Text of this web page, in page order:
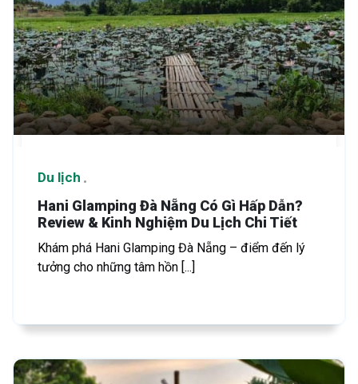
Du lịch
Hani Glamping Đà Nẵng Có Gì Hấp Dẫn?
Review & Kinh Nghiệm Du Lịch Chi Tiết
Khám phá Hani Glamping Đà Nẵng – điểm đến lý
tưởng cho những tâm hồn [...]